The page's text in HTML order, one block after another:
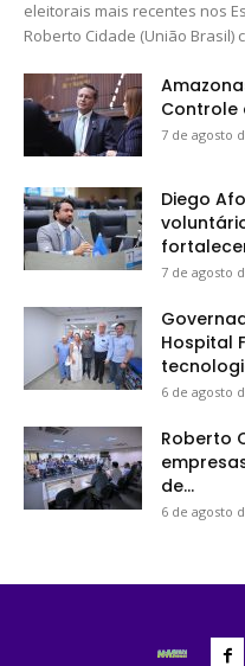
eleitorais mais recentes nos
Roberto Cidade (União Brasil)
Controle
7 de agosto
Diego
7 de agosto
Hospital
6 de agosto
Roberto
de...
6 de agosto